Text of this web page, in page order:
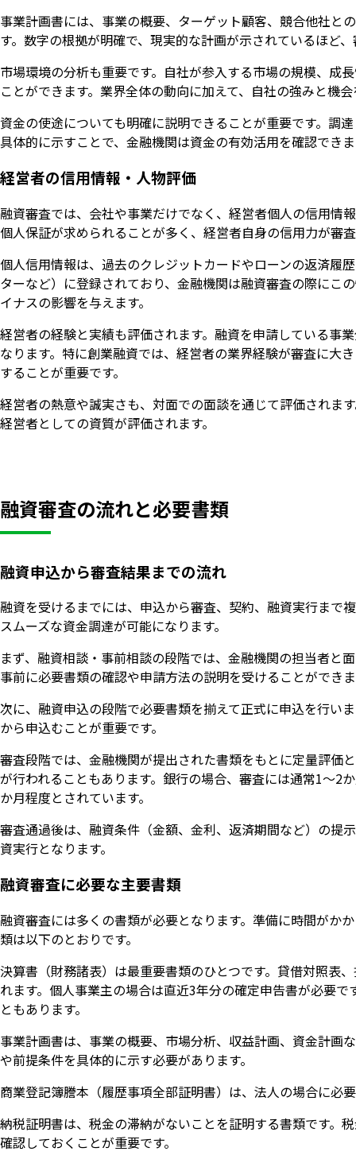
事業計画書には、事業の概要、ターゲット顧客、競合他社と
す。数字の根拠が明確で、現実的な計画が示されているほど
市場環境の分析も重要です。自社が参入する市場の規模、成
ことができます。業界全体の動向に加えて、自社の強みと機
資金の使途についても明確に説明できることが重要です。調
具体的に示すことで、金融機関は資金の有効活用を確認でき
経営者の信用情報・人物評価
融資審査では、会社や事業だけでなく、経営者個人の信用情
個人保証が求められることが多く、経営者自身の信用力が審
個人信用情報は、過去のクレジットカードやローンの返済履
ターなど）に登録されており、金融機関は融資審査の際にこ
イナスの影響を与えます。
経営者の経験と実績も評価されます。融資を申請している事
なります。特に創業融資では、経営者の業界経験が審査に大
することが重要です。
経営者の熱意や誠実さも、対面での面談を通じて評価されま
経営者としての資質が評価されます。
融資審査の流れと必要書類
融資申込から審査結果までの流れ
融資を受けるまでには、申込から審査、契約、融資実行まで
スムーズな資金調達が可能になります。
まず、融資相談・事前相談の段階では、金融機関の担当者と
事前に必要書類の確認や申請方法の説明を受けることができ
次に、融資申込の段階で必要書類を揃えて正式に申込を行い
から申込むことが重要です。
審査段階では、金融機関が提出された書類をもとに定量評価
が行われることもあります。銀行の場合、審査には通常1〜2
か月程度とされています。
審査通過後は、融資条件（金額、金利、返済期間など）の提
資実行となります。
融資審査に必要な主要書類
融資審査には多くの書類が必要となります。準備に時間がか
類は以下のとおりです。
決算書（財務諸表）は最重要書類のひとつです。貸借対照表
れます。個人事業主の場合は直近3年分の確定申告書が必要
ともあります。
事業計画書は、事業の概要、市場分析、収益計画、資金計画
や前提条件を具体的に示す必要があります。
商業登記簿謄本（履歴事項全部証明書）は、法人の場合に必
納税証明書は、税金の滞納がないことを証明する書類です。
確認しておくことが重要です。